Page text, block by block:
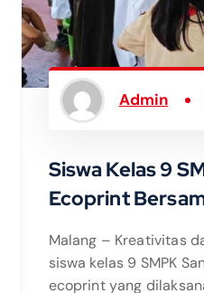
Admin
Siswa Kelas 9
Ecoprint
Malang – Kreativitas
siswa kelas 9 SMPK
ecoprint yang